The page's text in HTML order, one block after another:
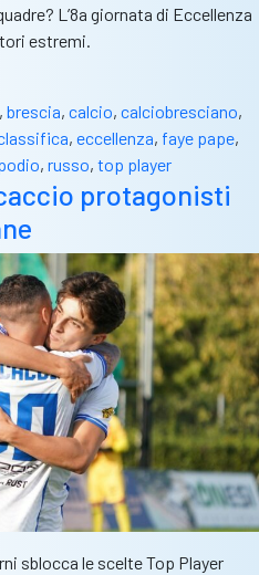
L’8a giornata di Eccellenza
estremi.
, brescia, calcio, calciobresciano,
, eccellenza, faye pape,
, russo, top player
protagonisti
sblocca le scelte Top Player